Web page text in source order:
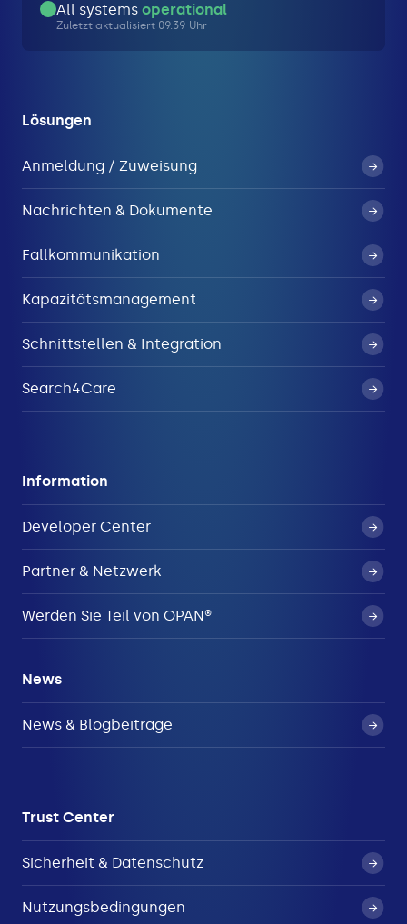
All systems operational
Zuletzt aktualisiert 09:39 Uhr
Lösungen
Anmeldung / Zuweisung
Nachrichten & Dokumente
Fallkommunikation
Kapazitätsmanagement
Schnittstellen & Integration
Search4Care
Information
Developer Center
Partner & Netzwerk
Werden Sie Teil von OPAN®
News
News & Blogbeiträge
Trust Center
Sicherheit & Datenschutz
Nutzungsbedingungen